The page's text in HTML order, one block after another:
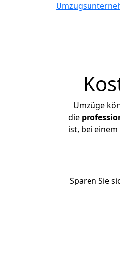
Umzüge
die
ist, bei
Sparen Sie